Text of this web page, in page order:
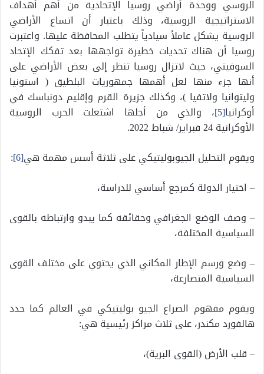
الروسي ووحدة أراضي روسيا الإتحادية من أهم أهداف
الاستراتيجية الروسية، وذلك باعتبار أن اتساع الأراضي
الروسية يشكل عاملاً سيادياً يتطلب المحافظة عليها. واعتبرت
روسيا أن هناك تحديات خطيرة تواجهها بعد تفكك الإتحاد
السوفيتي، حيث لاتزال روسيا تنظر إلى بعض الأراضي على
أنها جزء منها لعل أهمها جمهوريات البلطيق ( استونيا
وليتوانيا ولاتفيا )، وكذلك جزيرة القرم وإقليم دونباسك في
أوكرانيا[5] ، والذي من أجلها اشتعلت الحرب الروسية
الأوكرانية 24 فبراير/ شباط 2022.
ويقوم التحليل الجيوبوليتيكي على ثلاثة أسس مهمة هي[6]
:
– اختيار الدولة كمرجع أساسي للدراسة،
– وصف الوضع الجغرافي وحقائقه كما يبدو وارتباطه بالقوى
السياسية المختلفة،
– وضع ورسم الإطار المكاني الذي يحتوي على مختلف القوى
السياسية المتصارعة،
ويقوم مفهوم الصراع الجيو بوليتيكي في العالم كما حدد
هالفورد مكندر، على ثلاث مراكز رئيسية هي:
– قلب الأرض (القوى البرية)،